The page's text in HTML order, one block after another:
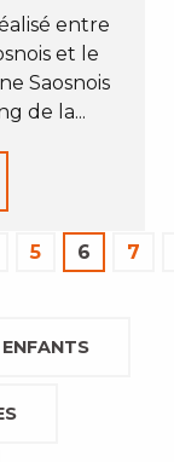
entre
et le
Saosnois
de la...
5 6 7